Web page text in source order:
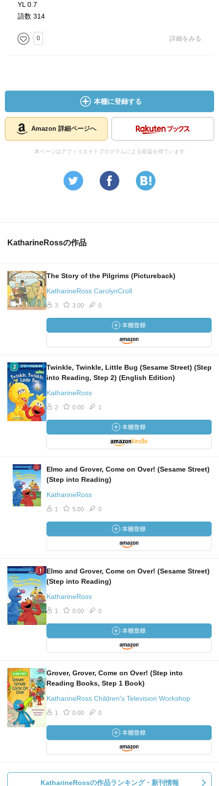
YL 0.7
語数 314
0 詳細をみる
本棚に登録する
Amazon 詳細ページへ
本ページはアフィリエイトプログラムによる収益を得ています
KatharineRossの作品
The Story of the Pilgrims (Pictureback)
KatharineRoss CarolynCroll
3 3.00 0
Twinkle, Twinkle, Little Bug (Sesame Street) (Step
into Reading, Step 2) (English Edition)
KatharineRoss
2 0.00 1
Elmo and Grover, Come on Over! (Sesame Street)
(Step into Reading)
KatharineRoss
1 5.00 0
Elmo and Grover, Come on Over! (Sesame Street)
(Step into Reading)
KatharineRoss
1 0.00 0
Grover, Grover, Come on Over! (Step into
Reading Books, Step 1 Book)
KatharineRoss Children's Television Workshop
1 0.00 0
KatharineRossの作品ランキング・新刊情報